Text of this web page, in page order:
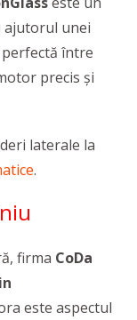
ajutorul unei
între
precis și
laterale la
.
firma CoDa
este aspectul